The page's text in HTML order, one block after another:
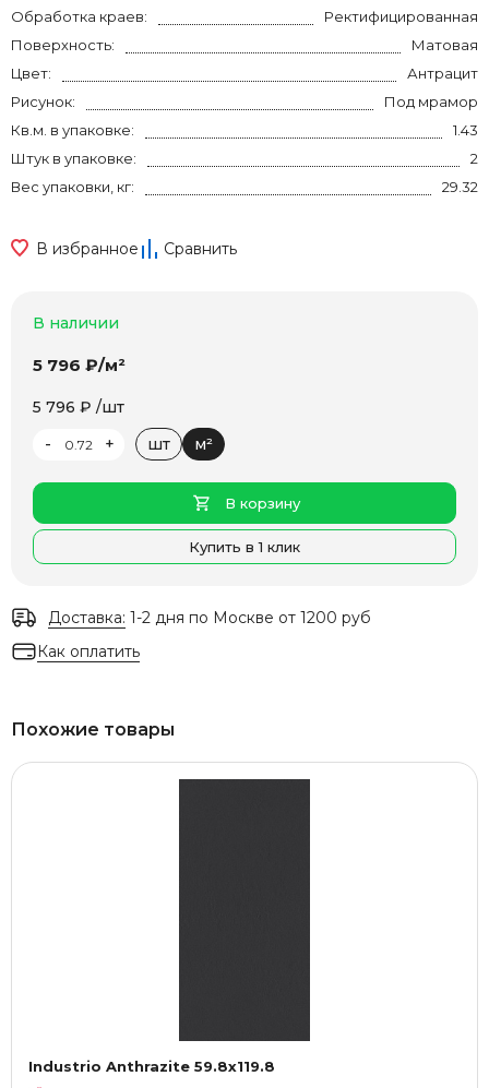
Обработка краев:
Ректифицированная
Поверхность:
Матовая
Цвет:
Антрацит
Рисунок:
Под мрамор
Кв.м. в упаковке:
1.43
Штук в упаковке:
2
Вес упаковки, кг:
29.32
В избранное Сравнить
В наличии
5 796 ₽/м²
5 796 ₽ /шт
-
+ шт м²
В корзину
Купить в 1 клик
Доставка: 1-2 дня по Москве от 1200 руб
Как оплатить
Похожие товары
Industrio Anthrazite 59.8x119.8